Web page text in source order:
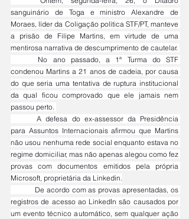
sanguinário de Toga e ministro Alexandre de
Moraes, líder da Coligação política STF/PT, manteve
a prisão de Filipe Martins, em virtude de uma
condenou Martins a 21 anos de cadeia, por causa
do que seria uma tentativa de ruptura institucional
da qual ficou comprovado que ele jamais nem
passou perto.
	A defesa do ex-assessor da Presidência
para Assuntos Internacionais afirmou que Martins
não usou nenhuma rede social enquanto estava no
regime domiciliar, mas não apenas alegou como fez
provas com documentos emitidos pela própria
Microsoft, proprietária da Linkedin.
registros de acesso ao LinkedIn são causados por
um evento técnico automático, sem qualquer ação